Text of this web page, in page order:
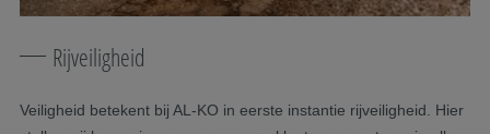
Rijveiligheid
Veiligheid betekent bij AL-KO in eerste instantie rijveiligheid. Hier